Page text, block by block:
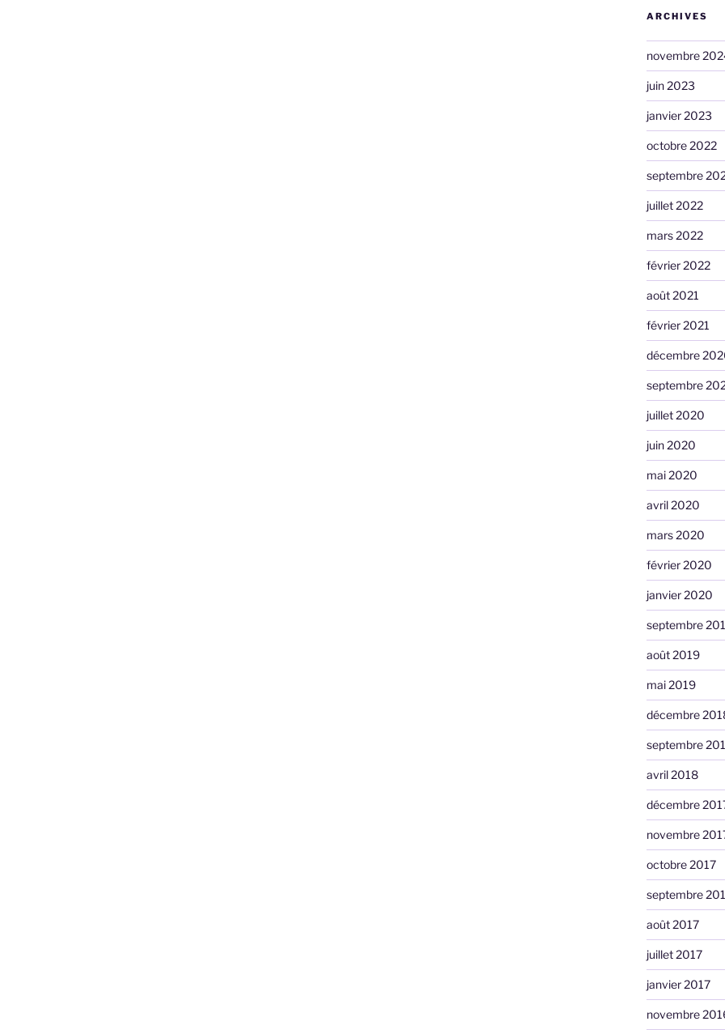
ARCHIVES
novembre
juin 2023
janvier 2023
octobre 2022
septembre
juillet 2022
mars 2022
février 2022
août 2021
février 2021
décembre
septembre
juillet 2020
juin 2020
mai 2020
avril 2020
mars 2020
février 2020
janvier 2020
septembre
août 2019
mai 2019
décembre
septembre
avril 2018
décembre
novembre
octobre 2017
septembre
août 2017
juillet 2017
janvier 2017
novembre